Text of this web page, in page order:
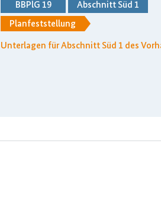
BBPlG 19
Abschnitt Süd 1
Planfeststellung
Unterlagen für Abschnitt Süd 1 des